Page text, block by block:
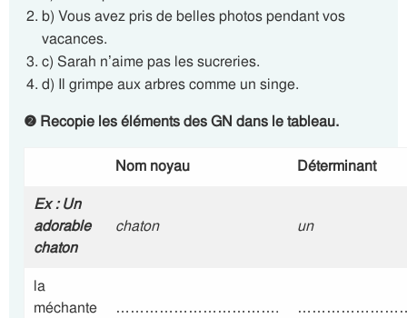
b) Vous avez pris de belles photos pendant vos
vacances.
c) Sarah n’aime pas les sucreries.
d) Il grimpe aux arbres comme un singe.
❷ Recopie les éléments des GN dans le tableau.
Nom noyau
Déterminant
Ex : Un
adorable
chaton
chaton un
la
méchante
…………………………….